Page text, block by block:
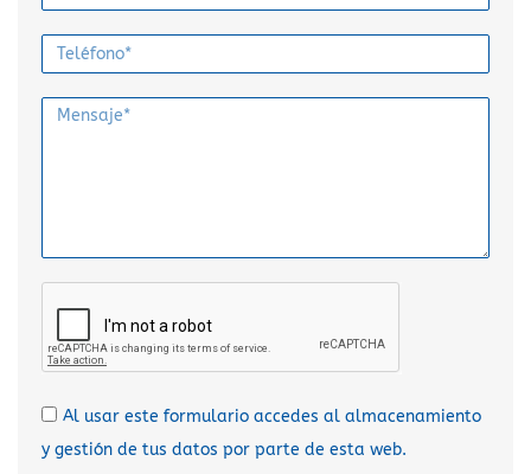
Al usar este formulario accedes al almacenamiento
y gestión de tus datos por parte de esta web.